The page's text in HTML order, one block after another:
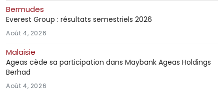
Bermudes
Everest Group : résultats semestriels 2026
Août 4, 2026
Malaisie
Ageas cède sa participation dans Maybank Ageas Holdings
Berhad
Août 4, 2026